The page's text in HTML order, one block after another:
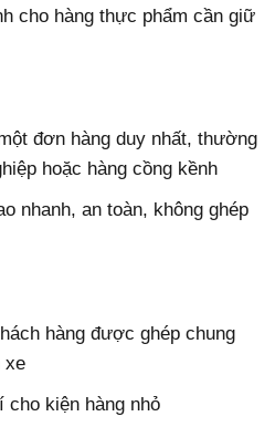
cho hàng thực phẩm cần giữ
đơn hàng duy nhất, thường
hoặc hàng cồng kềnh
nhanh, an toàn, không ghép
hàng được ghép chung
xe
cho kiện hàng nhỏ